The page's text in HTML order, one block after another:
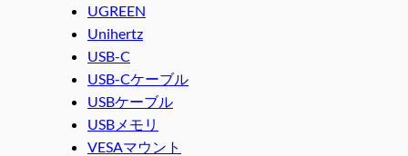
UGREEN
Unihertz
USB-C
USB-Cケーブル
USBケーブル
USBメモリ
VESAマウント